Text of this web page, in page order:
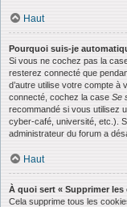
Haut
Pourquoi suis-je
Si vous ne cochez pas la
resterez connecté que
d’autre utilise votre compte à
connecté, cochez la case Se
recommandé si vous utilisez
cyber-café, université, etc.).
administrateur du forum a
Haut
À quoi sert « Supprimer les
Cela supprime tous les